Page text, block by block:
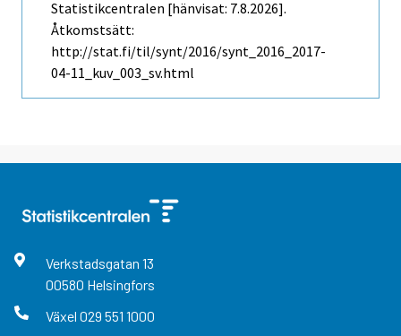
Statistikcentralen [hänvisat: 7.8.2026].
Åtkomstsätt:
http://stat.fi/til/synt/2016/synt_2016_2017-
04-11_kuv_003_sv.html
Verkstadsgatan 13
00580 Helsingfors
Växel 029 551 1000